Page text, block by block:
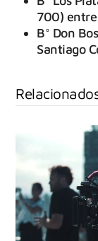
700) entre
B° Don
Santiago